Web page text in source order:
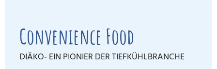
Convenience Food
DIÄKO- EIN PIONIER DER TIEFKÜHLBRANCHE